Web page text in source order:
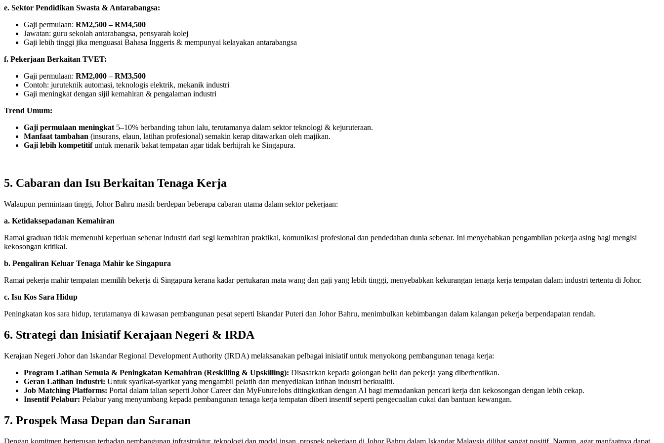
e. Sektor Pendidikan Swasta & Antarabangsa:
Gaji permulaan: RM2,500 – RM4,500
Jawatan: guru sekolah antarabangsa, pensyarah kolej
Gaji lebih tinggi jika menguasai Bahasa Inggeris & mempunyai kelayakan antarabangsa
f. Pekerjaan Berkaitan TVET:
Gaji permulaan: RM2,000 – RM3,500
Contoh: juruteknik automasi, teknologis elektrik, mekanik industri
Gaji meningkat dengan sijil kemahiran & pengalaman industri
Trend Umum:
Gaji permulaan meningkat 5–10% berbanding tahun lalu, terutamanya dalam sektor teknologi & kejuruteraan.
Manfaat tambahan (insurans, elaun, latihan profesional) semakin kerap ditawarkan oleh majikan.
Gaji lebih kompetitifuntuk menarik bakat tempatan agar tidak berhijrah ke Singapura.
5. Cabaran dan Isu Berkaitan Tenaga Kerja
Walaupun permintaan tinggi, Johor Bahru masih berdepan beberapa cabaran utama dalam sektor pekerjaan:
a. Ketidaksepadanan Kemahiran
Ramai graduan tidak memenuhi keperluan sebenar industri dari segi kemahiran praktikal, komunikasi profesional dan pendedahan dunia sebenar. Ini menyebabkan pengambilan pekerja asing bagi mengisi
kekosongan kritikal.
b. Pengaliran Keluar Tenaga Mahir ke Singapura
Ramai pekerja mahir tempatan memilih bekerja di Singapura kerana kadar pertukaran mata wang dan gaji yang lebih tinggi, menyebabkan kekurangan tenaga kerja tempatan dalam industri tertentu di Johor.
c. Isu Kos Sara Hidup
Peningkatan kos sara hidup, terutamanya di kawasan pembangunan pesat seperti Iskandar Puteri dan Johor Bahru, menimbulkan kebimbangan dalam kalangan pekerja berpendapatan rendah.
6. Strategi dan Inisiatif Kerajaan Negeri & IRDA
Kerajaan Negeri Johor dan Iskandar Regional Development Authority (IRDA) melaksanakan pelbagai inisiatif untuk menyokong pembangunan tenaga kerja:
Program Latihan Semula & Peningkatan Kemahiran (Reskilling & Upskilling): Disasarkan kepada golongan belia dan pekerja yang diberhentikan.
Geran Latihan Industri: Untuk syarikat-syarikat yang mengambil pelatih dan menyediakan latihan industri berkualiti.
Job Matching Platforms: Portal dalam talian seperti Johor Career dan MyFutureJobs ditingkatkan dengan AI bagi memadankan pencari kerja dan kekosongan dengan lebih cekap.
Insentif Pelabur: Pelabur yang menyumbang kepada pembangunan tenaga kerja tempatan diberi insentif seperti pengecualian cukai dan bantuan kewangan.
7. Prospek Masa Depan dan Saranan
Dengan komitmen berterusan terhadap pembangunan infrastruktur, teknologi dan modal insan, prospek pekerjaan di Johor Bahru dalam Iskandar Malaysia dilihat sangat positif. Namun, agar manfaatnya dapat